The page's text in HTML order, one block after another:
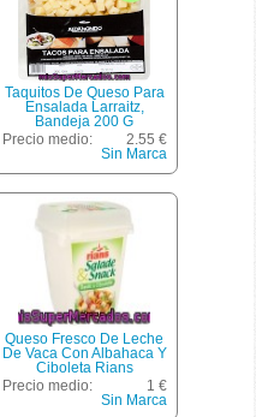
Taquitos De Queso Para
Ensalada Larraitz,
Bandeja 200 G
Precio medio:
2.55 €
Sin Marca
Queso Fresco De Leche
De Vaca Con Albahaca Y
Ciboleta Rians
Salade&snack 120
Gramos
Precio medio:
1 €
Sin Marca